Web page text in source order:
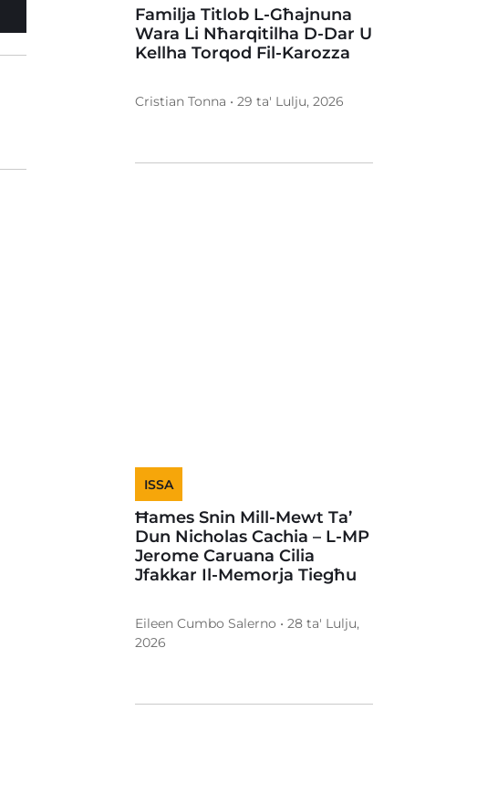
Familja Titlob L-Għajnuna
Wara Li Nħarqitilha D-Dar U
Kellha Torqod Fil-Karozza
Cristian Tonna • 29 ta' Lulju, 2026
ISSA
Ħames Snin Mill-Mewt Ta’
Dun Nicholas Cachia – L-MP
Jerome Caruana Cilia
Jfakkar Il-Memorja Tiegħu
Eileen Cumbo Salerno • 28 ta' Lulju,
2026